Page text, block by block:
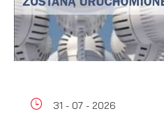
31 - 07 - 2026